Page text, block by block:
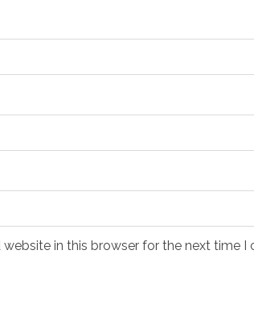
website in this browser for the next time I